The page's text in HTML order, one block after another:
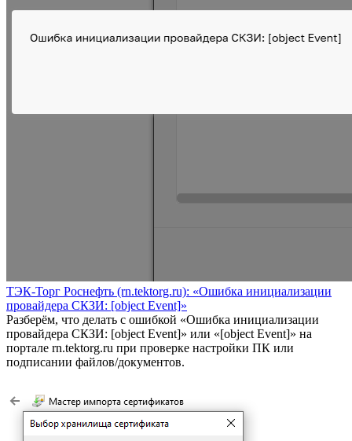
ТЭК-Торг Роснефть (rn.tektorg.ru): «Ошибка инициализации
провайдера СКЗИ: [object Event]»
Разберём, что делать с ошибкой «Ошибка инициализации
провайдера СКЗИ: [object Event]» или «[object Event]» на
портале rn.tektorg.ru при проверке настройки ПК или
подписании файлов/документов.